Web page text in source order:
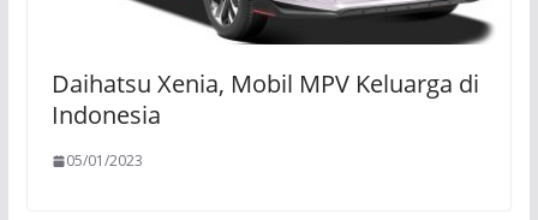
Daihatsu Xenia, Mobil MPV Keluarga di
Indonesia
05/01/2023